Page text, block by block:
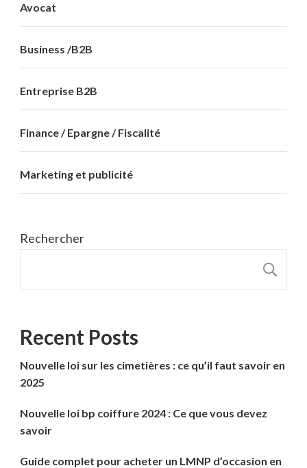
Avocat
Business /B2B
Entreprise B2B
Finance / Epargne / Fiscalité
Marketing et publicité
Rechercher
Recent Posts
Nouvelle loi sur les cimetières : ce qu’il faut savoir en
2025
Nouvelle loi bp coiffure 2024 : Ce que vous devez
savoir
Guide complet pour acheter un LMNP d’occasion en